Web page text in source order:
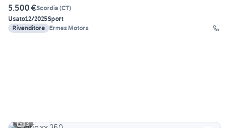
5.500 €Scordia (CT)
Usato12/2025Sport
Rivenditore Ermes Motors
3